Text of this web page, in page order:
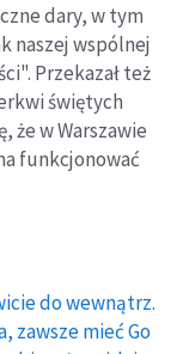
dary, w tym
naszej wspólnej
Przekazał też
świętych
że w Warszawie
funkcjonować
do wewnątrz.
zawsze mieć Go